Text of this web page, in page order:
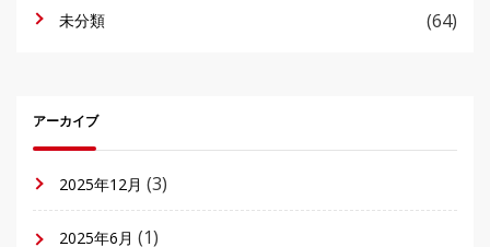
未分類 (64)
アーカイブ
2025年12月 (3)
2025年6月 (1)